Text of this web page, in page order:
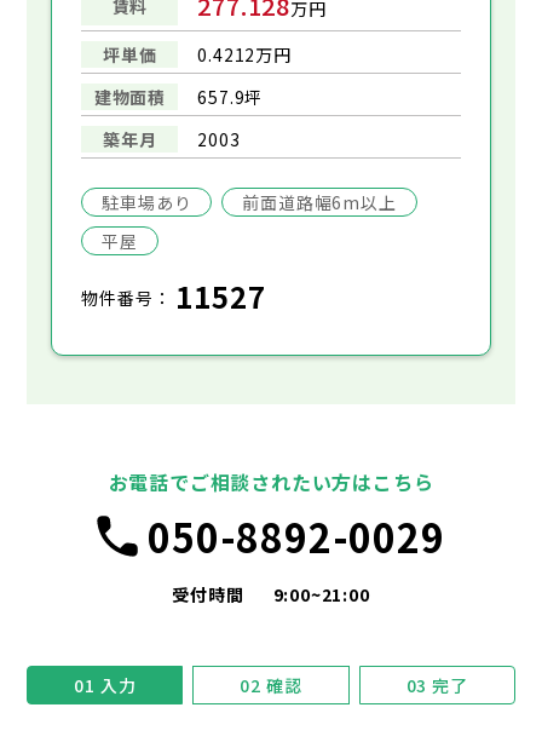
賃料
万円
坪単価
0.4212万円
建物面積
657.9坪
築年月
2003
駐車場あり
前面道路幅6m以上
平屋
物件番号： 11527
お電話でご相談されたい方はこちら
050-8892-0029
受付時間 9:00~21:00
01 入力 02 確認 03 完了